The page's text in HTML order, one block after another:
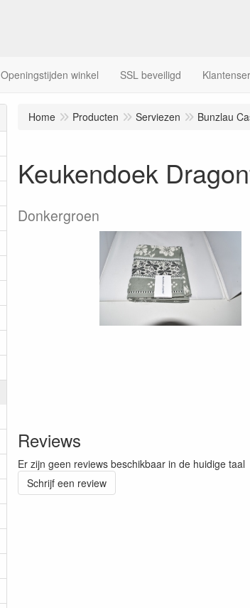
Openingstijden winkel SSL beveiligd
Home Producten Serviezen Bunzlau
Keukendoek
Donkergroen
Reviews
Er zijn geen reviews beschikbaar in de huidige taal
Schrijf een review